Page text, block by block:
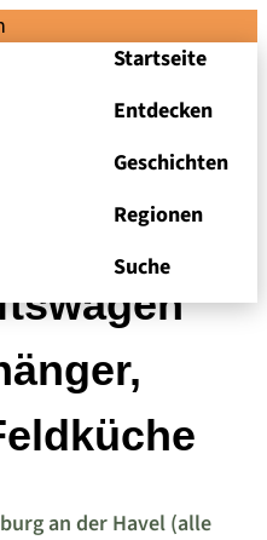
Startseite
Entdecken
Geschichten
Regionen
Suche
H3A:
an der Havel (alle